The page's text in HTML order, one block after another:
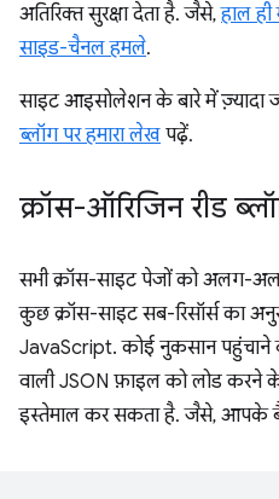
अतिरिक्त सुरक्षा देता है. जैसे,हाल
साइड-चैनल हमले.
साइट आइसोलेशन के बारे में ज़्यादा
ब्लॉग पर हमारा लेख पढ़ें.
क्रॉस-ऑरिजिन रीड
सभी क्रॉस-साइट पेजों को अलग-
कुछ क्रॉस-साइट सब-रिसॉर्स का
JavaScript. कोई नुकसान पहुंचाने
वाली JSON फ़ाइल को लोड करने
इस्तेमाल कर सकता है. जैसे, आपके